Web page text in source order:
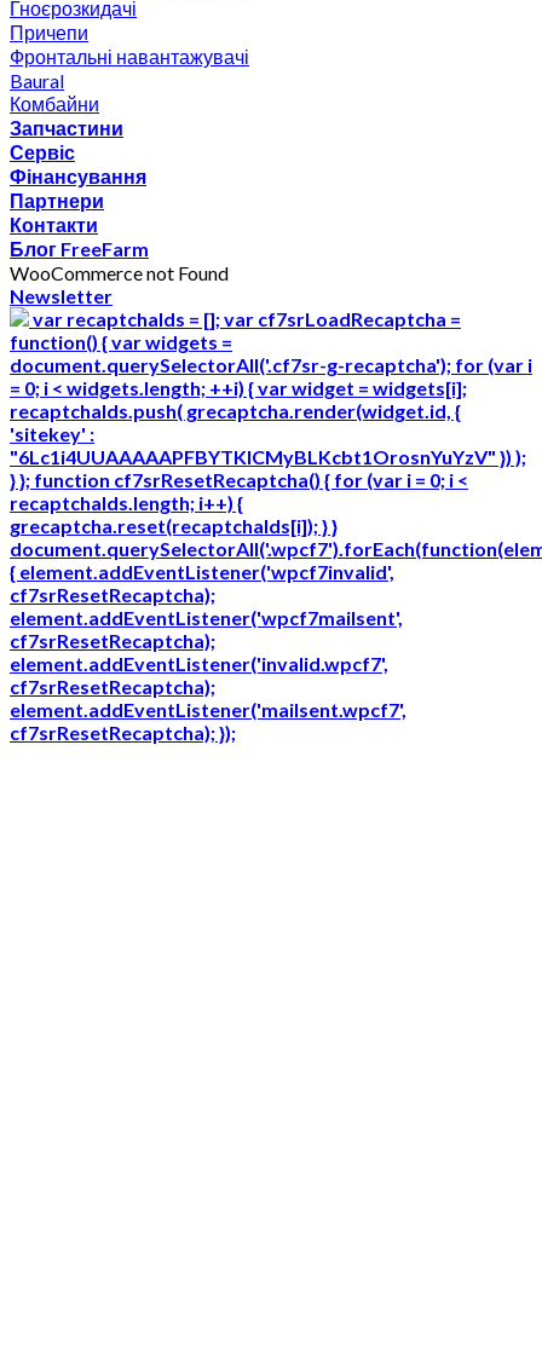
Гноєрозкидачі
Причепи
Фронтальні навантажувачі
Baural
Комбайни
Запчастини
Сервіс
Фінансування
Партнери
Контакти
Блог FreeFarm
WooCommerce not Found
Newsletter
var recaptchaIds = []; var cf7srLoadRecaptcha =
function() { var widgets =
document.querySelectorAll('.cf7sr-g-recaptcha'); for (var i
= 0; i < widgets.length; ++i) { var widget = widgets[i];
recaptchaIds.push( grecaptcha.render(widget.id, {
'sitekey' :
"6Lc1i4UUAAAAAPFBYTKICMyBLKcbt1OrosnYuYzV" }) );
} }; function cf7srResetRecaptcha() { for (var i = 0; i <
recaptchaIds.length; i++) {
grecaptcha.reset(recaptchaIds[i]); } }
{ element.addEventListener('wpcf7invalid',
cf7srResetRecaptcha);
element.addEventListener('wpcf7mailsent',
cf7srResetRecaptcha);
element.addEventListener('invalid.wpcf7',
cf7srResetRecaptcha);
element.addEventListener('mailsent.wpcf7',
cf7srResetRecaptcha); });